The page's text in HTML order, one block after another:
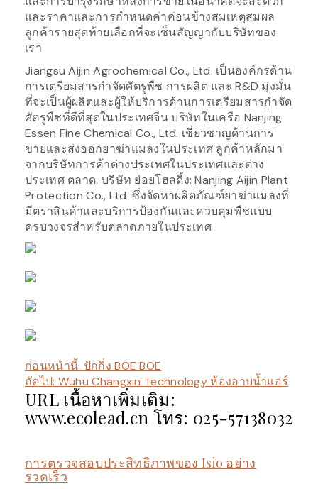
และราคาและการกำหนดค่าค่อนข้างสมเหตุสมผล
ลูกค้ารายสุดท้ายเลือกที่จะเซ็นสัญญากับบริษัทของ
เรา
Jiangsu Aijin Agrochemical Co., Ltd. เป็นองค์กรด้าน
การเตรียมสารกำจัดศัตรูพืช การผลิต และ R&D มุ่งมั่น
ที่จะเป็นผู้ผลิตและผู้ให้บริการด้านการเตรียมสารกำจัด
ศัตรูพืชที่ดีที่สุดในประเทศจีน บริษัทในเครือ Nanjing
Essen Fine Chemical Co., Ltd. เชี่ยวชาญด้านการ
ขายและส่งออกยาฆ่าแมลงในประเทศ ลูกค้าหลักมา
จากบริษัทการค้าต่างประเทศในประเทศและต่าง
ประเทศ ตลาด. บริษัท ย่อยโฮลดิ้ง: Nanjing Aijin Plant
Protection Co., Ltd. ซึ่งจัดหาผลิตภัณฑ์ยาฆ่าแมลงที่
มีตราสินค้าและบริการป้องกันและควบคุมพืชแบบ
ครบวงจรสำหรับตลาดภายในประเทศ
ก่อนหน้านี้: ปักกิ่ง BOE BOE
ถัดไป: Wuhu Changxin Technology ห้องอาบน้ำแอร์
URL เนื้อหาเพิ่มเติม:
www.ecolead.cn โทร: 025-57138032
การตรวจสอบประสิทธิภาพของ Isio อย่าง
รวดเร็ว